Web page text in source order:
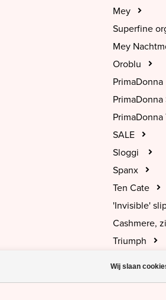
Mey
Superfine
Mey
Oroblu
PrimaDonna
PrimaDonna
PrimaDonna
SALE
Sloggi
Spanx
Ten Cate
'Invisible'
Cashmere,
Triumph
Wij slaan